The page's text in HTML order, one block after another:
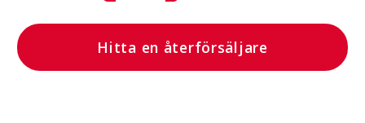
Hitta en återförsäljare